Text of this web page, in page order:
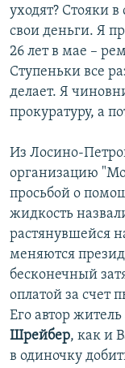
уходят? Стояки
свои деньги. Я
26 лет в мае –
Ступеньки все
делает. Я
прокуратуру, а
Из Лосино-
организацию
просьбой о
жидкость
растянувшейся
меняются
бесконечный
оплатой за счет
Его автор
Шрейбер, как и
в одиночку